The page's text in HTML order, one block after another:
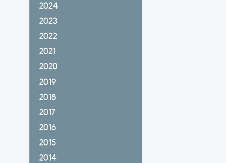
2024
2023
2022
2021
2020
2019
2018
2017
2016
2015
2014